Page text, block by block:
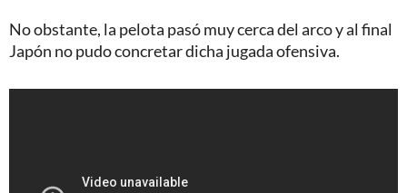
No obstante, la pelota pasó muy cerca del arco y al final
Japón no pudo concretar dicha jugada ofensiva.